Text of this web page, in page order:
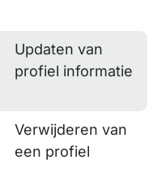
Updaten van
profiel informatie
Verwijderen van
een profiel